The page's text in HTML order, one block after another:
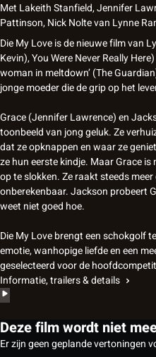
Met Lakeith Stanfield, Jennifer
Pattinson, Nick Noltevan Lynne
Die My Love is de nieuwe film van
Kevin), You Were Never Really
woman in meltdown’ (The
jonge moeder die de grip op het
Grace (Jennifer Lawrence) en
toonbeeld van jong geluk. Ze
dat ze opknappen en waar ze
ze hun eerste kindje. Maar Grace
op te slokken. Ze raakt steeds
onberekenbaar. Jackson probeert
weet niet goed hoe.
Die My Love brengt een schokgolf
emotie, wanhopige liefde en een
geselecteerd voor de
Informatie, trailers & details
Deze film wordt niet
Er zijn geen geplande vertoningen